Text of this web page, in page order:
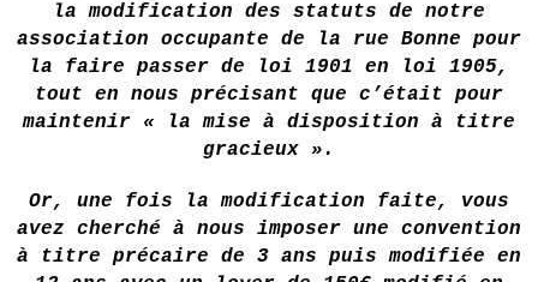
la modification des statuts de notre
association occupante de la rue Bonne pour
la faire passer de loi 1901 en loi 1905,
tout en nous précisant que c’était pour
maintenir « la mise à disposition à titre
gracieux ».
Or, une fois la modification faite, vous
avez cherché à nous imposer une convention
à titre précaire de 3 ans puis modifiée en